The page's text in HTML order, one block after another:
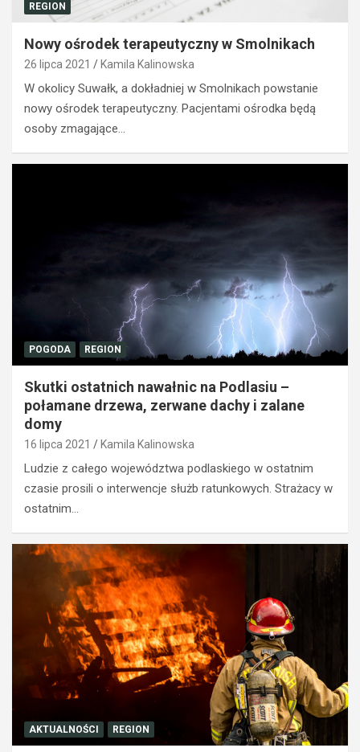
REGION
Nowy ośrodek terapeutyczny w Smolnikach
26 lipca 2021 Kamila Kalinowska
W okolicy Suwałk, a dokładniej w Smolnikach powstanie
nowy ośrodek terapeutyczny. Pacjentami ośrodka będą
osoby zmagające…
POGODA REGION
Skutki ostatnich nawałnic na Podlasiu –
połamane drzewa, zerwane dachy i zalane
domy
16 lipca 2021 Kamila Kalinowska
Ludzie z całego województwa podlaskiego w ostatnim
czasie prosili o interwencje służb ratunkowych. Strażacy w
ostatnim…
AKTUALNOŚCI REGION